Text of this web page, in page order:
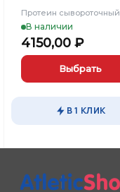
Протеин сывороточный
В наличии
4150,00 ₽
Выбрать
вариаций.
можно
В 1 КЛИК